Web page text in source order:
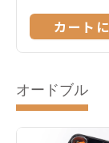
カート
オードブル
4種のカップデリM
カップデリ （モ
特製ローストビー
ローストポークM
ベーコンとほうれ